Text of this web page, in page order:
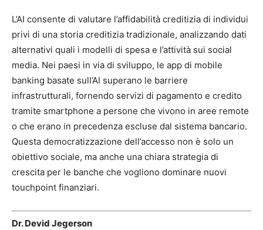
L’AI consente di valutare l’affidabilità creditizia di individui
privi di una storia creditizia tradizionale, analizzando dati
alternativi quali i modelli di spesa e l’attività sui social
media. Nei paesi in via di sviluppo, le app di mobile
banking basate sull’AI superano le barriere
infrastrutturali, fornendo servizi di pagamento e credito
tramite smartphone a persone che vivono in aree remote
o che erano in precedenza escluse dal sistema bancario.
Questa democratizzazione dell’accesso non è solo un
obiettivo sociale, ma anche una chiara strategia di
crescita per le banche che vogliono dominare nuovi
touchpoint finanziari.
Dr. Devid Jegerson